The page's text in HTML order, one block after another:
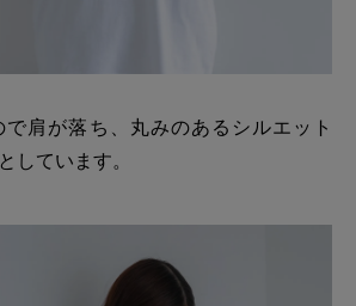
肩が落ち、丸みのあるシルエット
しています。